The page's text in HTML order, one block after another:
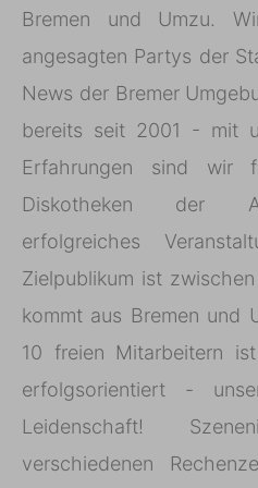
Bremen und Umzu.
angesagten Partys der
News der Bremer
bereits seit 2001 - mit
Erfahrungen sind wir
Diskotheken der
erfolgreiches
Zielpublikum ist
kommt aus Bremen und
10 freien Mitarbeitern
erfolgsorientiert -
Leidenschaft!
verschiedenen